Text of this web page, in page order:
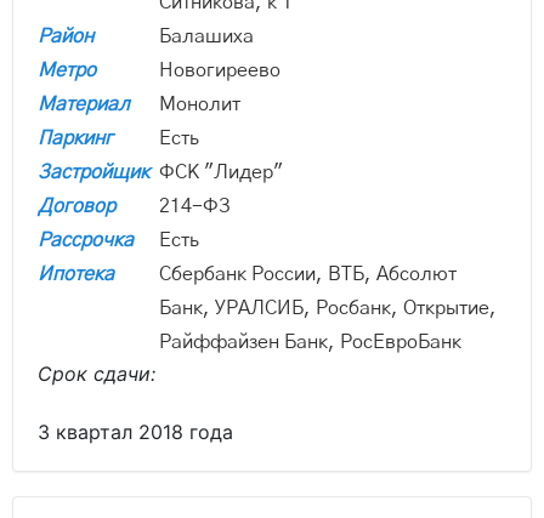
Район
Балашиха
Метро
Новогиреево
Материал
Монолит
Паркинг
Есть
Застройщик ФСК "Лидер"
Договор
214-ФЗ
Рассрочка
Есть
Ипотека
Сбербанк России, ВТБ, Абсолют
Банк, УРАЛСИБ, Росбанк, Открытие,
Райффайзен Банк, РосЕвроБанк
Срок сдачи:
3 квартал 2018 года